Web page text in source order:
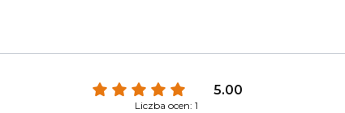
5.00
Liczba ocen: 1